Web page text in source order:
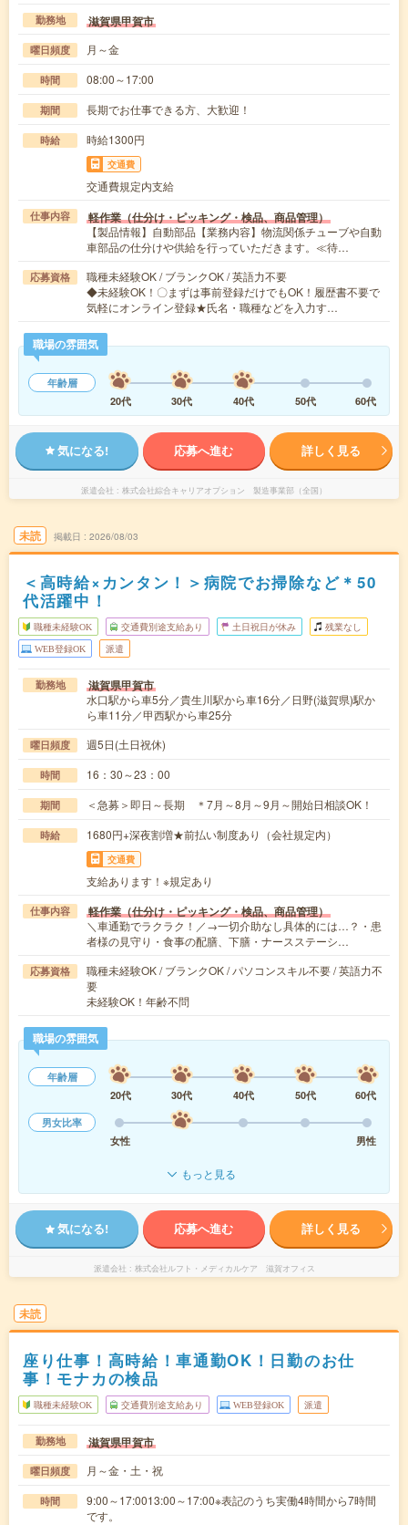
勤務地 滋賀県甲賀市
曜日頻度 月～金
時間 08:00～17:00
期間 長期でお仕事できる方、大歓迎！
時給 時給1300円
交通費
交通費規定内支給
仕事内容 軽作業（仕分け・ピッキング・検品、商品管理）
【製品情報】自動部品【業務内容】物流関係チューブや自動
車部品の仕分けや供給を行っていただきます。≪待…
応募資格
職種未経験OK / ブランクOK / 英語力不要
◆未経験OK！〇まずは事前登録だけでもOK！履歴書不要で
気軽にオンライン登録★氏名・職種などを入力す…
職場の雰囲気
年齢層
20代
30代 40代 50代 60代
気になる! 応募へ進む 詳しく見る
派遣会社 株式会社綜合キャリアオプション 製造事業部（全国）
未読 掲載日 2026/08/03
＜高時給×カンタン！＞病院でお掃除など＊50
代活躍中！
職種未経験OK 交通費別途支給あり 土日祝日が休み 残業なし
WEB登録OK 派遣
勤務地 滋賀県甲賀市
水口駅から車5分／貴生川駅から車16分／日野(滋賀県)駅か
ら車11分／甲西駅から車25分
曜日頻度 週5日(土日祝休)
時間 16：30～23：00
期間 ＜急募＞即日～長期 ＊7月～8月～9月～開始日相談OK！
時給 1680円+深夜割増★前払い制度あり（会社規定内）
交通費
支給あります！※規定あり
仕事内容 軽作業（仕分け・ピッキング・検品、商品管理）
＼車通勤でラクラク！／→一切介助なし具体的には…？・患
者様の見守り・食事の配膳、下膳・ナースステーシ…
応募資格
職種未経験OK / ブランクOK / パソコンスキル不要 / 英語力不
要
未経験OK！年齢不問
職場の雰囲気
年齢層
20代
30代 40代 50代
60代
男女比率
女性
男性
もっと見る
気になる! 応募へ進む 詳しく見る
派遣会社 株式会社ルフト・メディカルケア 滋賀オフィス
未読
座り仕事！高時給！車通勤OK！日勤のお仕
事！モナカの検品
職種未経験OK 交通費別途支給あり WEB登録OK 派遣
勤務地 滋賀県甲賀市
曜日頻度 月～金・土・祝
時間
9:00～17:0013:00～17:00※表記のうち実働4時間から7時間
です。